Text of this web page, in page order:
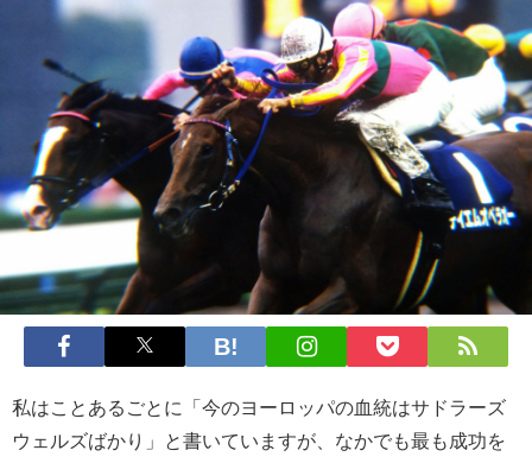
私はことあるごとに「今のヨーロッパの血統はサドラーズ
ウェルズばかり」と書いていますが、なかでも最も成功を